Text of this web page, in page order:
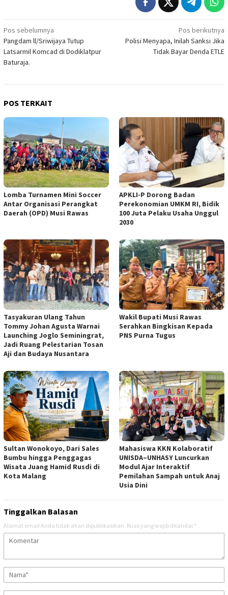
Navigasi
pos
Pos sebelumnya
Pangdam ll/Sriwijaya Tutup
Latsarmil Komcad di Dodiklatpur
Baturaja.
Pos berikutnya
Polisi Menyapa, Inilah Sanksi Jika
Tidak Bayar Denda ETLE
POS TERKAIT
Lomba Turnamen Mini Soccer
Antar Organisasi Perangkat
Daerah (OPD) Musi Rawas
APKLI-P Dorong Badan
Perekonomian UMKM RI, Bidik
100 Juta Pelaku Usaha Unggul
2030
Tasyakuran Ulang Tahun
Tommy Johan Agusta Warnai
Launching Joglo Seminingrat,
Jadi Ruang Pelestarian Tosan
Aji dan Budaya Nusantara
Wakil Bupati Musi Rawas
Serahkan Bingkisan Kepada
PNS Purna Tugus
Sultan Wonokoyo, Dari Sales
Bumbu hingga Penggagas
Wisata Juang Hamid Rusdi di
Kota Malang
Mahasiswa KKN Kolaboratif
UNISDA–UNHASY Luncurkan
Modul Ajar Interaktif
Pemilahan Sampah untuk Anaj
Usia Dini
Tinggalkan Balasan
Alamat email Anda tidak akan dipublikasikan. Ruas yang wajib ditandai *